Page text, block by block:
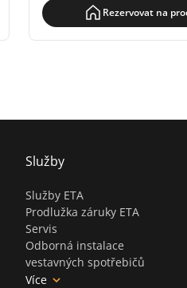
Rezervovat na
Služby
Služby ETA
Prodlužka záruky ETA
Servis
Odborná instalace
vestavných spotřebičů
Více